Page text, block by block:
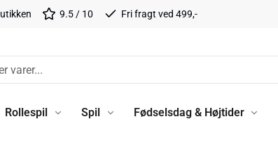
9.5 / 10 Fri fragt ved 499,-
Rollespil Spil Fødselsdag & Højtider